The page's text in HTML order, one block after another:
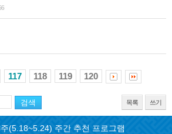
117 118 119 120
목록 쓰기
(5.25~5.31) 주간 추천 프로그램
(5.18~5.24) 주간 추천 프로그램